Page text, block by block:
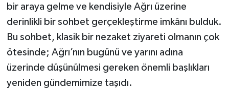
bir araya gelme ve kendisiyle Ağrı üzerine
derinlikli bir sohbet gerçekleştirme imkânı bulduk.
Bu sohbet, klasik bir nezaket ziyareti olmanın çok
ötesinde; Ağrı’nın bugünü ve yarını adına
üzerinde düşünülmesi gereken önemli başlıkları
yeniden gündemimize taşıdı.